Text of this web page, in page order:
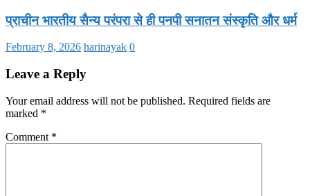
प्राचीन भारतीय सैन्य परंपरा से ही पनपी सनातन संस्कृति और धर्म
February 8, 2026 harinayak 0
Leave a Reply
Your email address will not be published. Required fields are
marked *
Comment *